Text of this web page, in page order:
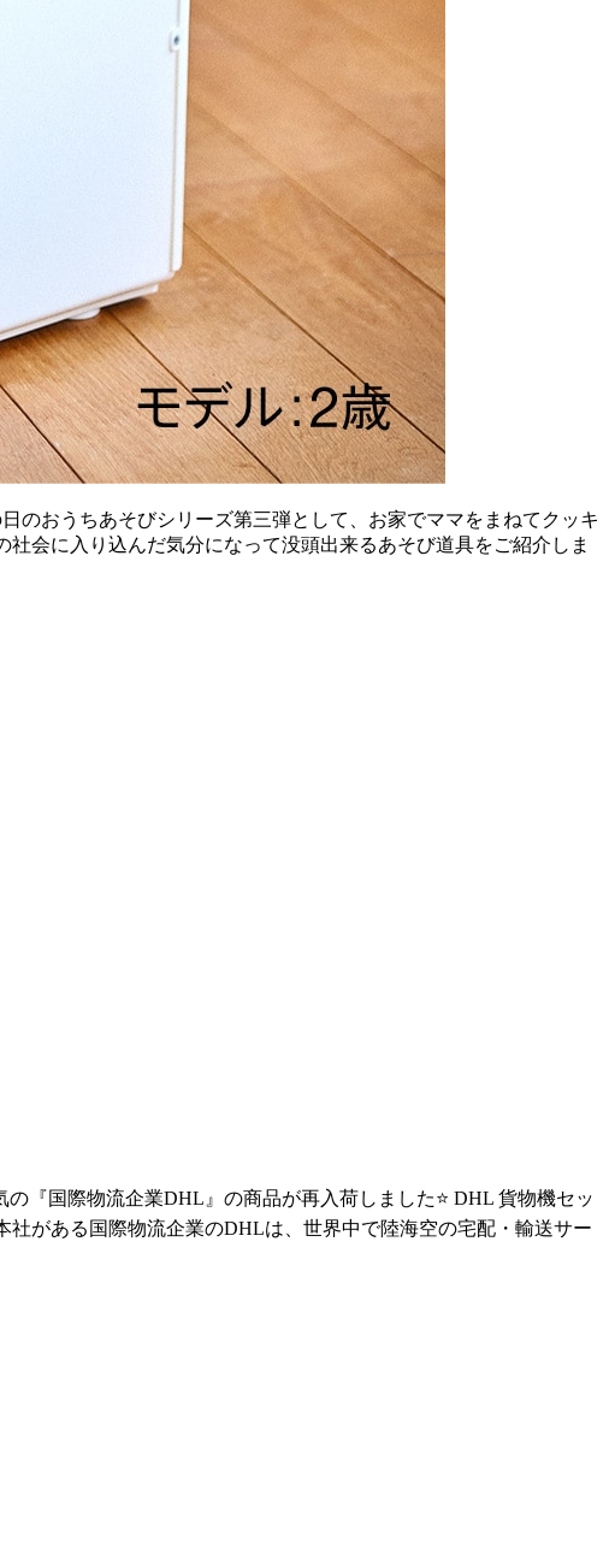
のおうちあそびシリーズ第三弾として、お家でママをまねてクッキ
会に入り込んだ気分になって没頭出来るあそび道具をご紹介しま
『国際物流企業DHL』の商品が再入荷しました⭐ DHL 貨物機セッ
がある国際物流企業のDHLは、世界中で陸海空の宅配・輸送サー